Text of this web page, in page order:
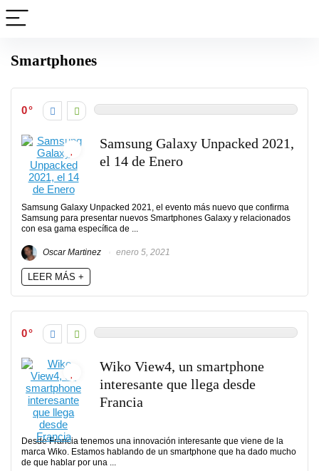
Smartphones
0
Samsung Galaxy Unpacked 2021,
el 14 de Enero
Samsung Galaxy Unpacked 2021, el evento más nuevo que confirma
Samsung para presentar nuevos Smartphones Galaxy y relacionados
con esa gama específica de ...
Oscar Martinez enero 5, 2021
LEER MÁS +
0
Wiko View4, un smartphone
interesante que llega desde
Francia
Desde Francia tenemos una innovación interesante que viene de la
marca Wiko. Estamos hablando de un smartphone que ha dado mucho
de que hablar por una ...